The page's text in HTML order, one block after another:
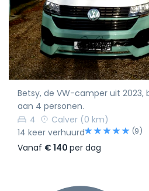
Betsy, de VW-camper uit 2023,
aan 4 personen.
4
Calver (0 km)
14 keer verhuurd
(9)
Vanaf € 140 per dag